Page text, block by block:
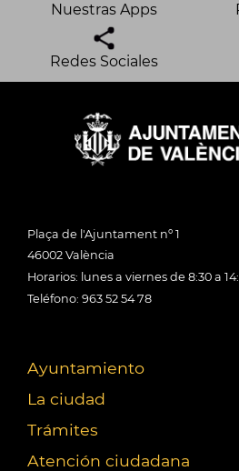
Nuestras Apps
Redes Sociales
Plaça de l'Ajuntament nº 1
46002 València
Horarios: lunes a viernes de 8:30 a
Teléfono: 963 52 54 78
Ayuntamiento
La ciudad
Trámites
Atención ciudadana